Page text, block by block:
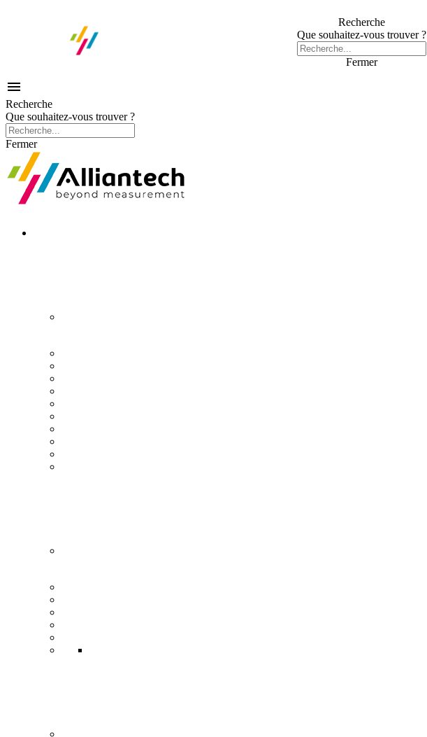
Recherche
Que souhaitez-vous trouver ?
Fermer

Recherche
Que souhaitez-vous trouver ?
Fermer